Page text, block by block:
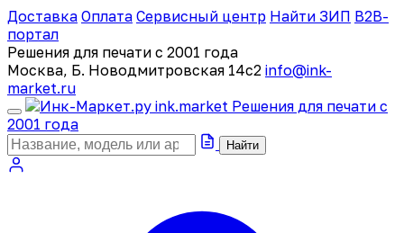
Доставка Оплата Сервисный центр Найти ЗИП B2B-
портал
Решения для печати с 2001 года
Москва, Б. Новодмитровская 14с2 info@ink-
market.ru
ink.market Решения для печати с
2001 года
Найти